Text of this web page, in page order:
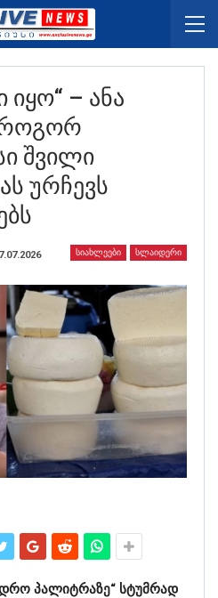
Იყო“ – Ანა
Როგორ
Შვილი
Ურჩევს
ᲡᲘᲐᲮᲚᲔᲔᲑᲘ ᲡᲚᲐᲘᲓᲔᲠᲘ
დრო პალიტრაზე“ სტუმრად